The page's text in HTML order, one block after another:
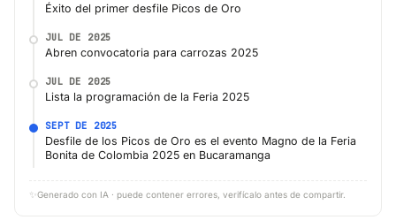
Éxito del primer desfile Picos de Oro
JUL DE 2025
Abren convocatoria para carrozas 2025
JUL DE 2025
Lista la programación de la Feria 2025
SEPT DE 2025
Desfile de los Picos de Oro es el evento Magno de la Feria
Bonita de Colombia 2025 en Bucaramanga
✨ Generado con IA · puede contener errores, verifícalo antes de compartir.